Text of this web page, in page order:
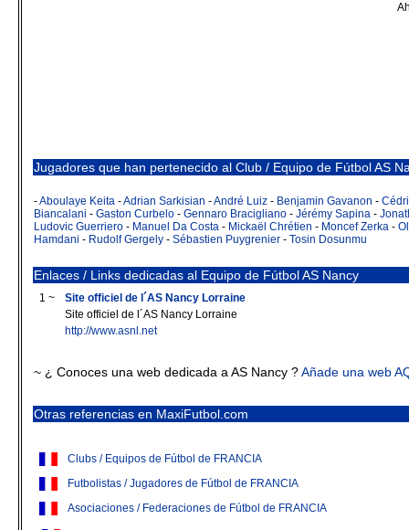
Jugadores que han pertenecido al Club / Equipo de Fútbol AS
-Aboulaye Keita -Adrian Sarkisian -André Luiz - Benjamin Gavanon -
Biancalani - Gaston Curbelo - Gennaro Bracigliano - Jérémy Sapina -
Ludovic Guerriero - Manuel Da Costa - Mickaël Chrétien - Moncef Zerka -
Hamdani - Rudolf Gergely - Sébastien Puygrenier - Tosin Dosunmu
Enlaces / Links dedicadas al Equipo de Fútbol AS Nancy
1 ~
Site officiel de l´AS Nancy Lorraine
Site officiel de l´AS Nancy Lorraine
http://www.asnl.net
~ ¿ Conoces una web dedicada a AS Nancy ?Añade una web
Otras referencias en MaxiFutbol.com
Clubs / Equipos de Fútbol de FRANCIA
Futbolistas / Jugadores de Fútbol de FRANCIA
Asociaciones / Federaciones de Fútbol de FRANCIA